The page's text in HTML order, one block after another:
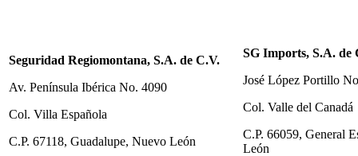
Seguridad Regiomontana, S.A. de C.V.
Av. Península Ibérica No. 4090
Col. Villa Española
C.P. 67118, Guadalupe, Nuevo León
SG Imports, S.A. de
José López Portillo
Col. Valle del Canadá
C.P. 66059, General
León